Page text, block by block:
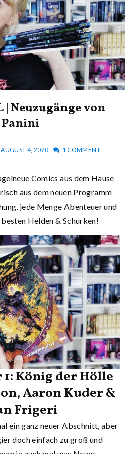
| Neuzugänge von
Panini
AUGUST 4, 2020 1 COMMENT
Comics aus dem Hause
aus dem neuen Programm
jede Menge Abenteuer und
Helden & Schurken!
König der Hölle
Aaron Kuder &
Frigeri
ein ganz neuer Abschnitt, aber
doch einfach zu groß und